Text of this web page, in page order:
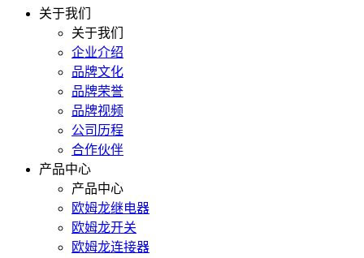
关于我们
关于我们
企业介绍
品牌文化
品牌荣誉
品牌视频
公司历程
合作伙伴
产品中心
产品中心
欧姆龙继电器
欧姆龙开关
欧姆龙连接器